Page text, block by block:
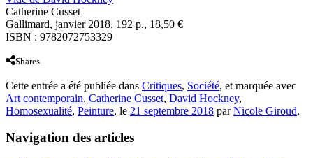
Catherine Cusset
Gallimard, janvier 2018, 192 p., 18,50 €
ISBN : 9782072753329
Shares
Cette entrée a été publiée dans Critiques, Société, et marquée avec
Art contemporain, Catherine Cusset, David Hockney,
Homosexualité, Peinture, le 21 septembre 2018 parNicole Giroud.
Navigation des articles